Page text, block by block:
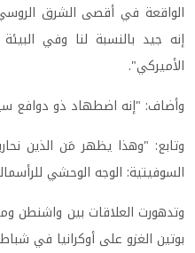
الواقعة في أقصى الشرق
إنه جيد بالنسبة لنا وفي
الأميركي".
وأضاف: "إنه اضطهاد ذو دوافع
وتابع: "وهذا يظهر مَن الذين
السوفيتية: الوجه الوحشي
وتدهورت العلاقات بين
بوتين الغزو على أوكرانيا في شباط/